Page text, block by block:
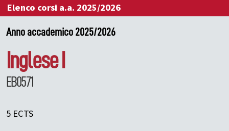
Elenco corsi a.a. 2025/2026
Anno accademico 2025/2026
Inglese I
EB0571
5 ECTS